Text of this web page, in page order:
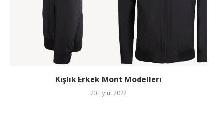
Kışlık Erkek Mont Modelleri
20 Eylül 2022